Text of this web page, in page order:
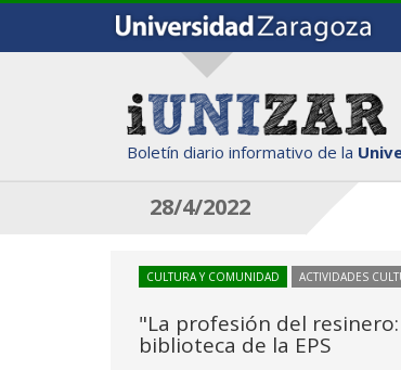
Boletín diario informativo de la
28/4/2022
CULTURA Y COMUNIDAD ACTIVIDADES
"La profesión del
biblioteca de la EPS